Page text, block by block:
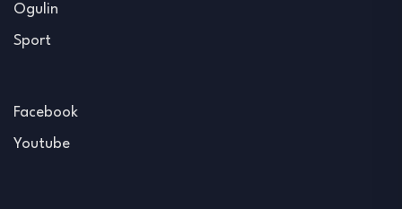
Ogulin
Sport
Facebook
Youtube